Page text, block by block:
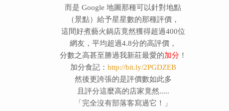
而是 Google 地圖那種可以針對地點
（景點）給予星星數的那種評價，
這間好煮藝火鍋店竟然獲得超過400位
網友，平均超過4.8分的高評價，
分數之高甚至勝過我新莊最愛的加分！
加分食記： http://bit.ly/2PGDZEB
然後更誇張的是評價數如此多
且評分這麼高的店家竟然.....
「完全沒有部落客寫過它！」